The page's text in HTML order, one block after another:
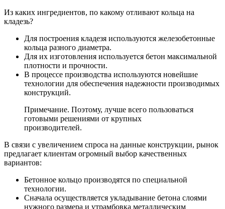
Из каких ингредиентов, по какому отливают кольца на
кладезь?
Для построения кладезя используются железобетонные
кольца разного диаметра.
Для их изготовления используется бетон максимальной
плотности и прочности.
В процессе производства используются новейшие
технологии для обеспечения надежности производимых
конструкций.
Примечание. Поэтому, лучше всего пользоваться
готовыми решениями от крупных
производителей.
В связи с увеличением спроса на данные конструкции, рынок
предлагает клиентам огромный выбор качественных
вариантов:
Бетонное кольцо производятся по специальной
технологии.
Сначала осуществляется укладывание бетона слоями
нужного размера и утрамбовка металлическим